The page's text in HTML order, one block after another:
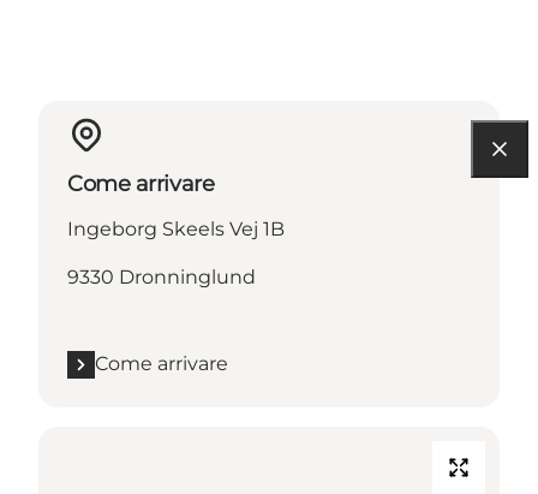
Come arrivare
Ingeborg Skeels Vej 1B
9330 Dronninglund
Come arrivare